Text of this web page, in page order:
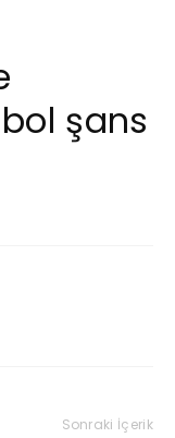
şans
Sonraki İçerik